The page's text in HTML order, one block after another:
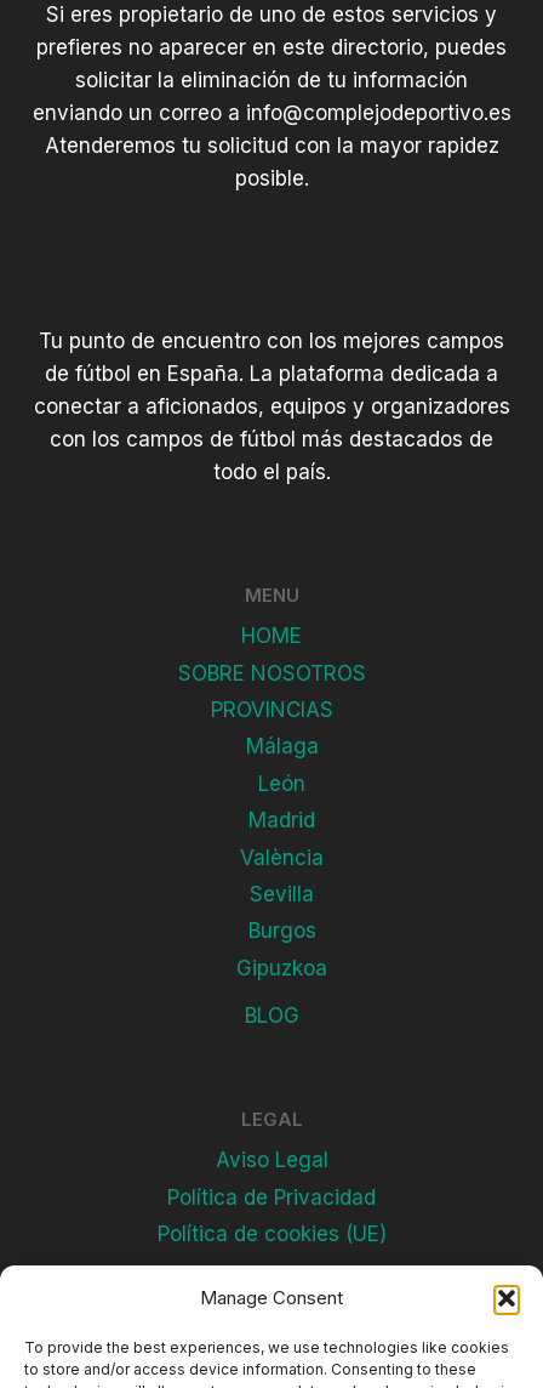
Manage Consent
To provide the best experiences, we use technologies like cookies
to store and/or access device information. Consenting to these
Si eres propietario de uno de estos servicios y
prefieres no aparecer en este directorio, puedes
solicitar la eliminación de tu información
enviando un correo a info@complejodeportivo.es
Atenderemos tu solicitud con la mayor rapidez
posible.
Tu punto de encuentro con los mejores campos
de fútbol en España. La plataforma dedicada a
conectar a aficionados, equipos y organizadores
con los campos de fútbol más destacados de
todo el país.
MENU
HOME
SOBRE NOSOTROS
PROVINCIAS
Málaga
León
Madrid
València
Sevilla
Burgos
Gipuzkoa
BLOG
LEGAL
Aviso Legal
Política de Privacidad
Política de cookies (UE)
Subscríbete